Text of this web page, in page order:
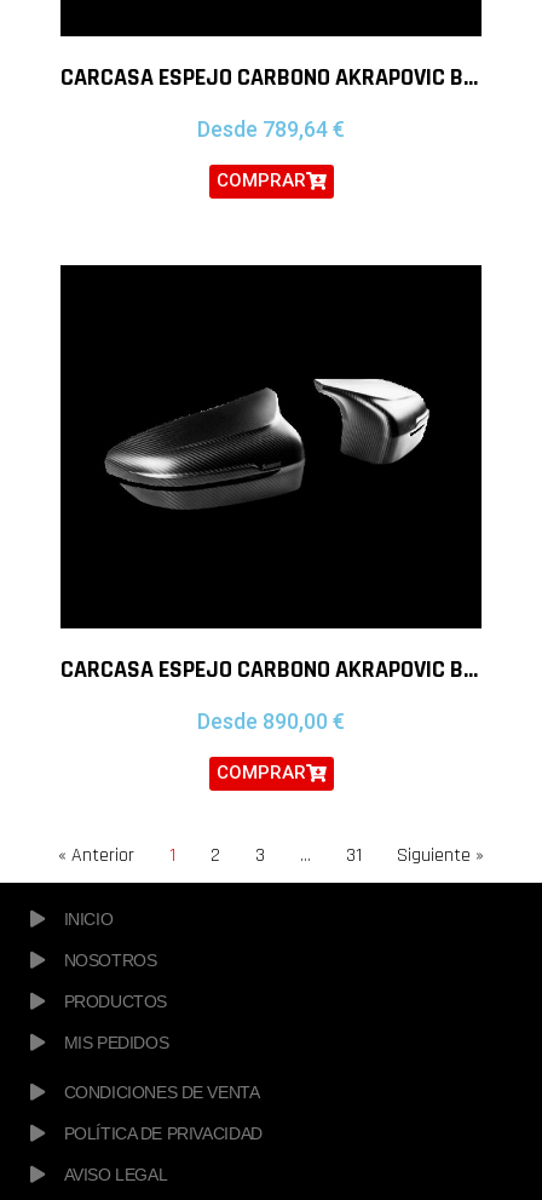
CARCASA ESPEJO CARBONO AKRAPOVIC BMW M2 F87N COMPETITION M3 F80 M4 F82 F83
Desde 789,64€
COMPRAR
CARCASA ESPEJO CARBONO AKRAPOVIC BMW M5 F90 M8 F91 F92
Desde 890,00 €
COMPRAR
« Anterior 1 2 3 … 31 Siguiente »
INICIO
NOSOTROS
PRODUCTOS
MIS PEDIDOS
CONDICIONES DE VENTA
POLÍTICA DE PRIVACIDAD
AVISO LEGAL